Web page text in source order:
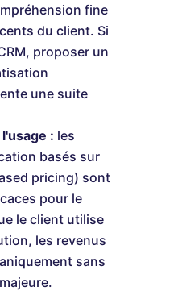
fine
du client. Si
proposer un
une suite
: les
basés sur
pricing) sont
pour le
le client utilise
les revenus
sans